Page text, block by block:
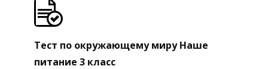
Тест по окружающему миру Наше
питание 3 класс